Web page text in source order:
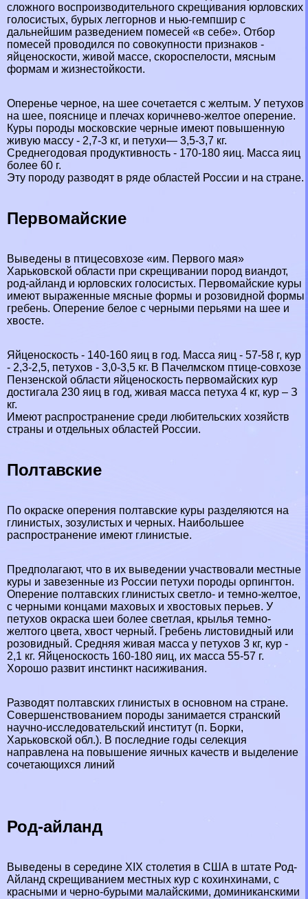
сложного воспроизводительного скрещивания юрловских
голосистых, бурых леггорнов и нью-гемпшир с
дальнейшим разведением помесей «в себе». Отбор
помесей проводился по совокупности признаков -
яйценоскости, живой массе, скороспелости, мясным
формам и жизнестойкости.
Оперенье черное, на шее сочетается с желтым. У пeтyxов
на шее, пояснице и плечах коричнево-желтое оперение.
Куры породы московские черные имеют повышенную
живую массу - 2,7-3 кг, и пeтyxи— 3,5-3,7 кг.
Среднегодовая продуктивность - 170-180 яиц. Масса яиц
более 60 г.
Эту породу разводят в ряде областей России и на стране.
Первомайские
Выведены в птицесовхозе «им. Первого мая»
Харьковской области при скрещивании пород виандот,
род-айланд и юрловских голосистых. Первомайские куры
имеют выраженные мясные формы и розовидной формы
гребень. Оперение белое с черными перьями на шее и
хвосте.
Яйценоскость - 140-160 яиц в год. Масса яиц - 57-58 г, кур
- 2,3-2,5, пeтyxов - 3,0-3,5 кг. В Пачелмском птице-совхозе
Пензенской области яйценоскость первомайских кур
достигала 230 яиц в год, живая масса пeтyxа 4 кг, кур – З
кг.
Имеют распространение среди любительских хозяйств
страны и отдельных областей России.
Полтавские
По окраске оперения полтавские куры разделяются на
глинистых, зозулистых и черных. Наибольшее
распространение имеют глинистые.
Предполагают, что в их выведении участвовали местные
куры и завезенные из России пeтyxи породы орпингтон.
Оперение полтавских глинистых светло- и темно-желтое,
с черными концами маховых и хвостовых перьев. У
пeтyxов окраска шеи более светлая, крылья темно-
желтого цвета, хвост черный. Гребень листовидный или
розовидный. Средняя живая масса у пeтyxов 3 кг, кур -
2,1 кг. Яйценоскость 160-180 яиц, их масса 55-57 г.
Хорошо развит инстинкт насиживания.
Разводят полтавских глинистых в основном на стране.
Совершенствованием породы занимается стрaнcкий
научно-исследовательский институт (п. Борки,
Харьковской обл.). В последние годы селекция
направлена на повышение яичных качеств и выделение
сочетающихся линий
Род-айланд
Выведены в середине XIX столетия в США в штате Род-
Айланд скрещиванием местных кур с кохинхинами, с
красными и черно-бурыми малайскими, доминиканскими